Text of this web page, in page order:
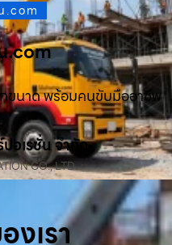
.com
.com
กขนาด พร้อมคนขับมืออาชีพ
อเรชั่น จำกัด
CO., LTD.
งเรา